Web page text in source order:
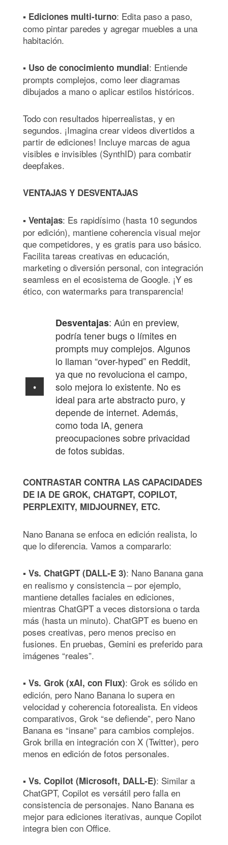
▪ Ediciones multi-turno: Edita paso a paso,
como pintar paredes y agregar muebles a una
habitación.
▪ Uso de conocimiento mundial: Entiende
prompts complejos, como leer diagramas
dibujados a mano o aplicar estilos históricos.
Todo con resultados hiperrealistas, y en
segundos. ¡Imagina crear videos divertidos a
partir de ediciones! Incluye marcas de agua
visibles e invisibles (SynthID) para combatir
deepfakes.
VENTAJAS Y DESVENTAJAS
▪ Ventajas: Es rapidísimo (hasta 10 segundos
por edición), mantiene coherencia visual mejor
que competidores, y es gratis para uso básico.
Facilita tareas creativas en educación,
marketing o diversión personal, con integración
seamless en el ecosistema de Google. ¡Y es
ético, con watermarks para transparencia!
Desventajas: Aún en preview,
podría tener bugs o límites en
prompts muy complejos. Algunos
lo llaman “over-hyped” en Reddit,
ya que no revoluciona el campo,
solo mejora lo existente. No es
ideal para arte abstracto puro, y
depende de internet. Además,
como toda IA, genera
preocupaciones sobre privacidad
de fotos subidas.
CONTRASTAR CONTRA LAS CAPACIDADES
DE IA DE GROK, CHATGPT, COPILOT,
PERPLEXITY, MIDJOURNEY, ETC.
Nano Banana se enfoca en edición realista, lo
que lo diferencia. Vamos a compararlo:
▪ Vs. ChatGPT (DALL-E 3): Nano Banana gana
en realismo y consistencia – por ejemplo,
mantiene detalles faciales en ediciones,
mientras ChatGPT a veces distorsiona o tarda
más (hasta un minuto). ChatGPT es bueno en
poses creativas, pero menos preciso en
fusiones. En pruebas, Gemini es preferido para
imágenes “reales”.
▪ Vs. Grok (xAI, con Flux): Grok es sólido en
edición, pero Nano Banana lo supera en
velocidad y coherencia fotorealista. En videos
comparativos, Grok “se defiende”, pero Nano
Banana es “insane” para cambios complejos.
Grok brilla en integración con X (Twitter), pero
menos en edición de fotos personales.
▪ Vs. Copilot (Microsoft, DALL-E): Similar a
ChatGPT, Copilot es versátil pero falla en
consistencia de personajes. Nano Banana es
mejor para ediciones iterativas, aunque Copilot
integra bien con Office.